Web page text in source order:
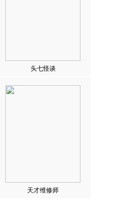
头七怪谈
天才维修师